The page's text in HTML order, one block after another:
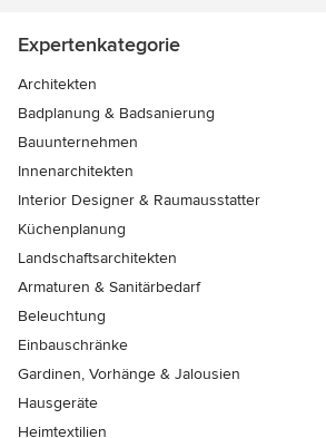
Expertenkategorie
Architekten
Badplanung & Badsanierung
Bauunternehmen
Innenarchitekten
Interior Designer & Raumausstatter
Küchenplanung
Landschaftsarchitekten
Armaturen & Sanitärbedarf
Beleuchtung
Einbauschränke
Gardinen, Vorhänge & Jalousien
Hausgeräte
Heimtextilien